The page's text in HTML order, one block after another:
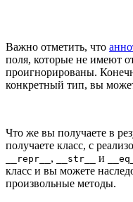
Важно отметить, что
поля, которые не имеют
проигнорированы.
конкретный тип, вы
Что же вы получаете в
получаете класс, с
__repr__ , __str__ и
класс и вы можете
произвольные методы.